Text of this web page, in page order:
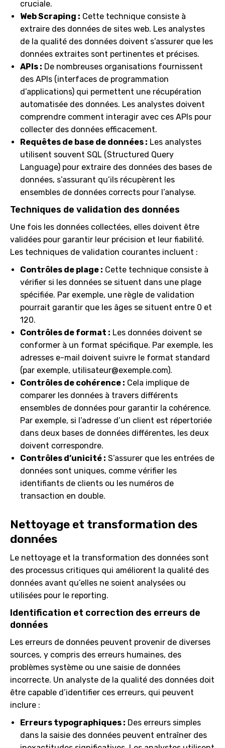
cruciale.
Web Scraping : Cette technique consiste à
extraire des données de sites web. Les analystes
de la qualité des données doivent s’assurer que les
données extraites sont pertinentes et précises.
APIs : De nombreuses organisations fournissent
des APIs (interfaces de programmation
d’applications) qui permettent une récupération
automatisée des données. Les analystes doivent
comprendre comment interagir avec ces APIs pour
collecter des données efficacement.
Requêtes de base de données : Les analystes
utilisent souvent SQL (Structured Query
Language) pour extraire des données des bases de
données, s’assurant qu’ils récupèrent les
ensembles de données corrects pour l’analyse.
Techniques de validation des données
Une fois les données collectées, elles doivent être
validées pour garantir leur précision et leur fiabilité.
Les techniques de validation courantes incluent :
Contrôles de plage : Cette technique consiste à
vérifier si les données se situent dans une plage
spécifiée. Par exemple, une règle de validation
pourrait garantir que les âges se situent entre 0 et
120.
Contrôles de format : Les données doivent se
conformer à un format spécifique. Par exemple, les
adresses e-mail doivent suivre le format standard
(par exemple, utilisateur@exemple.com).
Contrôles de cohérence : Cela implique de
comparer les données à travers différents
ensembles de données pour garantir la cohérence.
Par exemple, si l’adresse d’un client est répertoriée
dans deux bases de données différentes, les deux
doivent correspondre.
Contrôles d’unicité : S’assurer que les entrées de
données sont uniques, comme vérifier les
identifiants de clients ou les numéros de
transaction en double.
Nettoyage et transformation des
données
Le nettoyage et la transformation des données sont
des processus critiques qui améliorent la qualité des
données avant qu’elles ne soient analysées ou
utilisées pour le reporting.
Identification et correction des erreurs de
données
Les erreurs de données peuvent provenir de diverses
sources, y compris des erreurs humaines, des
problèmes système ou une saisie de données
incorrecte. Un analyste de la qualité des données doit
être capable d’identifier ces erreurs, qui peuvent
inclure :
Erreurs typographiques : Des erreurs simples
dans la saisie des données peuvent entraîner des